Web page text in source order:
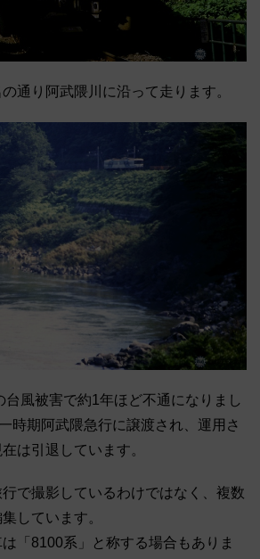
通り阿武隈川に沿って走ります。
台風被害で約1年ほど不通になりまし
時期阿武隈急行に譲渡され、運用さ
は引退しています。
で撮影しているわけではなく、複数
しています。
「8100系」と称する場合もありま